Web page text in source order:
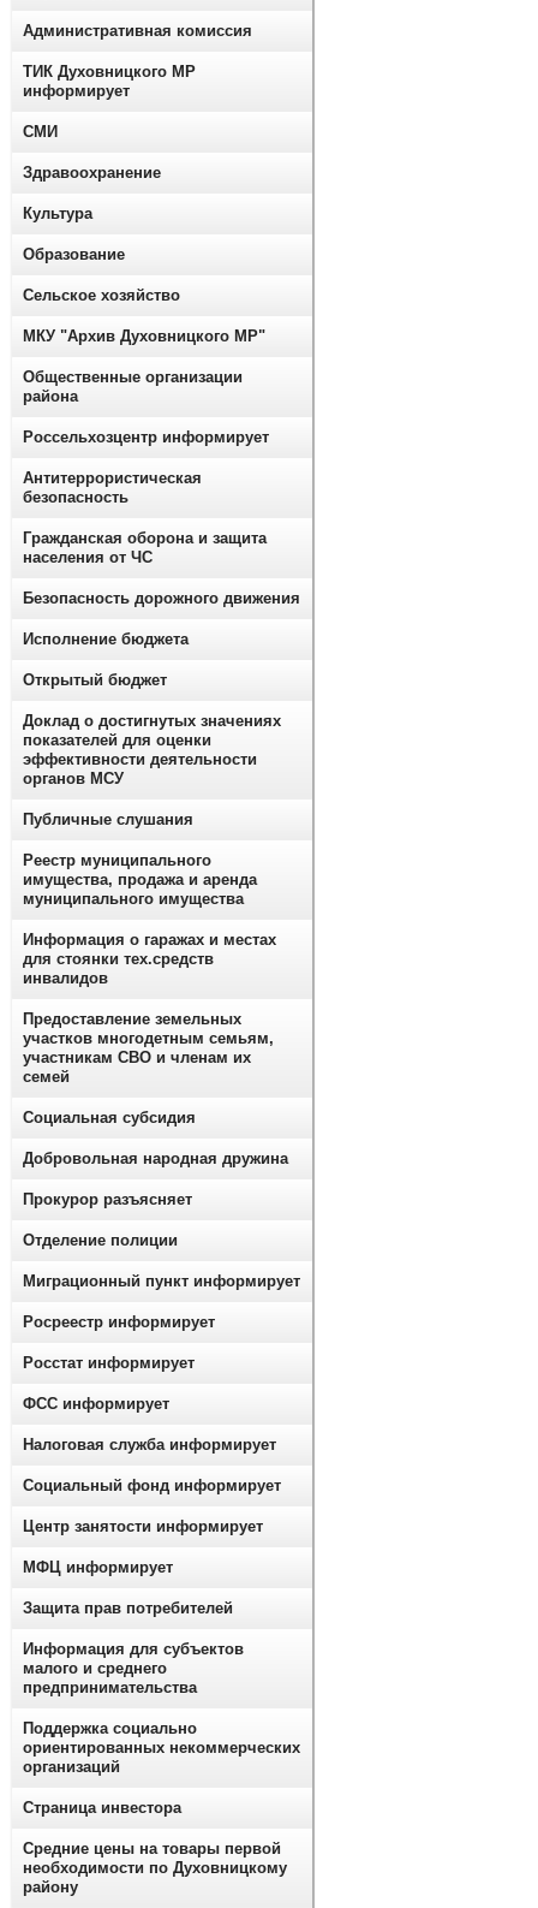
Административная комиссия
ТИК Духовницкого МР
информирует
СМИ
Здравоохранение
Культура
Образование
Сельское хозяйство
МКУ "Архив Духовницкого МР"
Общественные организации
района
Россельхозцентр информирует
Антитеррористическая
безопасность
Гражданская оборона и защита
населения от ЧС
Безопасность дорожного движения
Исполнение бюджета
Открытый бюджет
Доклад о достигнутых значениях
показателей для оценки
эффективности деятельности
органов МСУ
Публичные слушания
Реестр муниципального
имущества, продажа и аренда
муниципального имущества
Информация о гаражах и местах
для стоянки тех.средств
инвалидов
Предоставление земельных
участков многодетным семьям,
участникам СВО и членам их
семей
Социальная субсидия
Добровольная народная дружина
Прокурор разъясняет
Отделение полиции
Миграционный пункт информирует
Росреестр информирует
Росстат информирует
ФСС информирует
Налоговая служба информирует
Социальный фонд информирует
Центр занятости информирует
МФЦ информирует
Защита прав потребителей
Информация для субъектов
малого и среднего
предпринимательства
Поддержка социально
ориентированных некоммерческих
организаций
Страница инвестора
Средние цены на товары первой
необходимости по Духовницкому
району